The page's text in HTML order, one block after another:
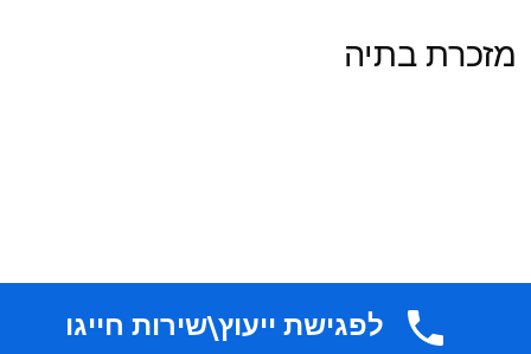
מזכרת בתיה
לפגישת ייעוץ\שירות חייגו